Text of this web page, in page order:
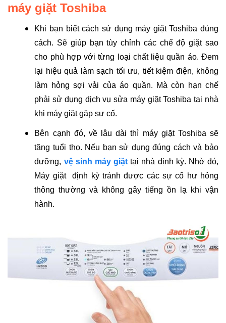
máy giặt Toshiba
Khi bạn biết cách sử dụng máy giặt Toshiba đúng
cách. Sẽ giúp bạn tùy chỉnh các chế độ giặt sao
cho phù hợp với từng loại chất liệu quần áo. Đem
lại hiệu quả làm sạch tối ưu, tiết kiệm điện, không
làm hỏng sợi vải của áo quần. Mà còn hạn chế
phải sử dụng dịch vụ sửa máy giặt Toshiba tại nhà
khi máy giặt gặp sự cố.
Bên cạnh đó, về lâu dài thì máy giặt Toshiba sẽ
tăng tuổi thọ. Nếu bạn sử dụng đúng cách và bảo
dưỡng, vệ sinh máy giặt tại nhà định kỳ. Nhờ đó,
Máy giặt định kỳ tránh được các sự cố hư hỏng
thông thường và không gây tiếng ồn lạ khi vận
hành.